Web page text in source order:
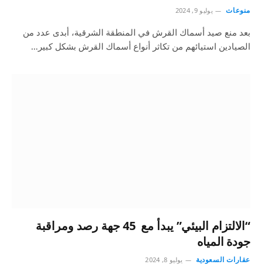
منوعات يوليو 9, 2024
بعد منع صيد أسماك القرش في المنطقة الشرقية، أبدى عدد من
الصيادين استيائهم من تكاثر أنواع أسماك القرش بشكل كبير…
“الالتزام البيئي” يبدأ مع 45 جهة رصد ومراقبة
جودة المياه
عقارات السعودية يوليو 8, 2024